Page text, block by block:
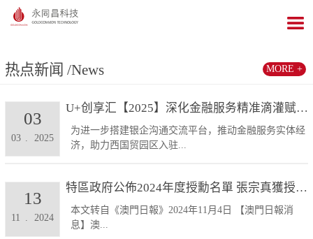
热点新闻 /News
U+创享汇【2025】深化金融服务精准滴灌赋能发展...
为进一步搭建银企沟通交流平台，推动金融服务实体经
济，助力西国贸园区入驻...
03 2025
03
特區政府公佈2024年度授勳名單 張宗真獲授予專業...
本文转自《澳門日報》2024年11月4日 【澳門日報消
息】澳...
11 2024
13
MORE +